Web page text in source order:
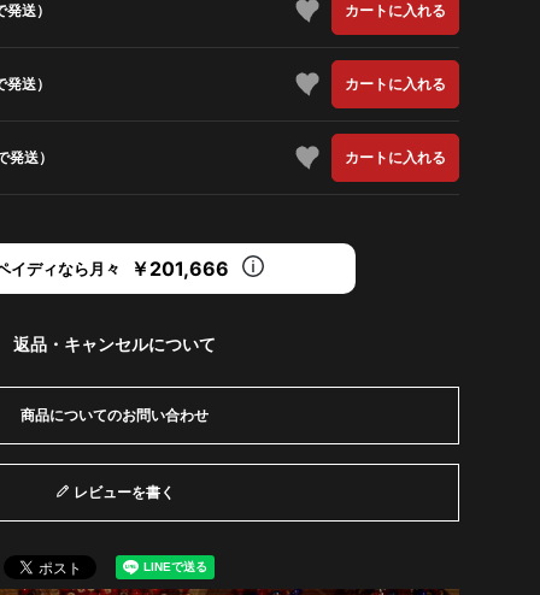
送） カートに入れる
送） カートに入れる
送） カートに入れる
イディなら月々 ￥201,666
返品・キャンセルについて
商品についてのお問い合わせ
レビューを書く